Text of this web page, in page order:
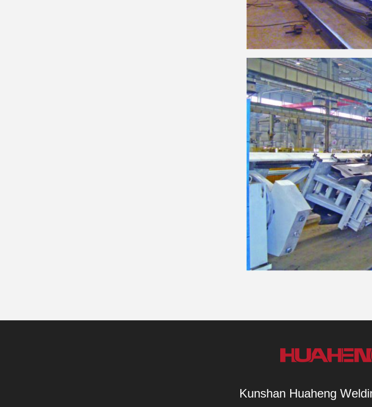
Kunshan Huaheng